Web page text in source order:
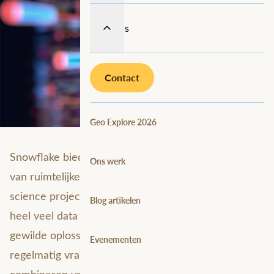
Over ons
Contact
Geo Explore 2026
Ons werk
Blog artikelen
Evenementen
Snowflake biedt mogelijkheden voor het analyseren
van ruimtelijke data op big data-niveau. Veel data
science projecten zijn complex en daarom wordt er
heel veel data gebruikt. Dit maakt snowflake tot een
gewilde oplossing. Vanuit Avineon Tensing krijgen we
regelmatig vragen over de mogelijkheden van